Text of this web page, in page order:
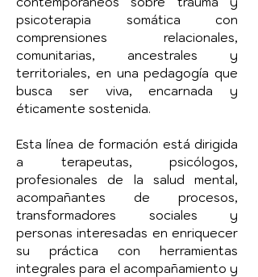
psicoterapia somática con
comprensiones relacionales,
comunitarias, ancestrales y
territoriales, en una pedagogía que
busca ser viva, encarnada y
éticamente sostenida.
Esta línea de formación está dirigida
a terapeutas, psicólogos,
profesionales de la salud mental,
acompañantes de procesos,
transformadores sociales y
personas interesadas en enriquecer
su práctica con herramientas
integrales para el acompañamiento y